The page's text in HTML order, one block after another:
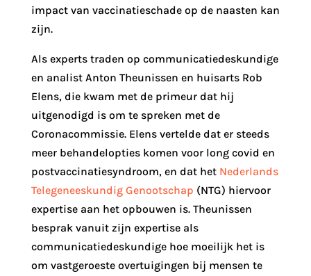
impact van vaccinatieschade op de naasten kan
zijn.
Als experts traden op communicatiedeskundige
en analist Anton Theunissen en huisarts Rob
Elens, die kwam met de primeur dat hij
uitgenodigd is om te spreken met de
Coronacommissie. Elens vertelde dat er steeds
meer behandelopties komen voor long covid en
postvaccinatiesyndroom, en dat het Nederlands
Telegeneeskundig Genootschap (NTG) hiervoor
expertise aan het opbouwen is. Theunissen
besprak vanuit zijn expertise als
communicatiedeskundige hoe moeilijk het is
om vastgeroeste overtuigingen bij mensen te